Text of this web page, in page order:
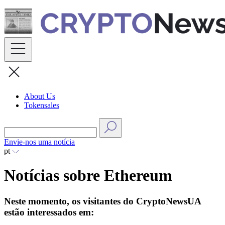
Skip
to
content
About Us
Tokensales
Envie-nos uma notícia
pt
Notícias sobre Ethereum
Neste momento, os visitantes do CryptoNewsUA
estão interessados em: